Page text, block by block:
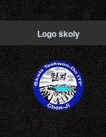
Logo školy